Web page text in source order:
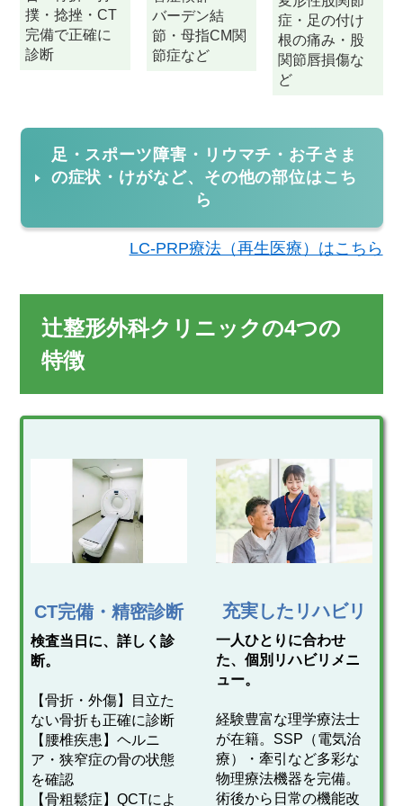
撲・捻挫・CT
完備で正確に
診断
バーデン結
節・母指CM関
節症など
症・足の付け
根の痛み・股
関節唇損傷な
ど
足・スポーツ障害・リウマチ・お子さま
の症状・けがなど、その他の部位はこち
ら
LC-PRP療法（再生医療）はこちら
辻整形外科クリニックの4つの
特徴
CT完備・精密診断
検査当日に、詳しく診
断。
【骨折・外傷】目立た
ない骨折も正確に診断
【腰椎疾患】ヘルニ
ア・狭窄症の骨の状態
を確認
【骨粗鬆症】QCTによ
充実したリハビリ
一人ひとりに合わせ
た、個別リハビリメニ
ュー。
経験豊富な理学療法士
が在籍。SSP（電気治
療）・牽引など多彩な
物理療法機器を完備。
術後から日常の機能改